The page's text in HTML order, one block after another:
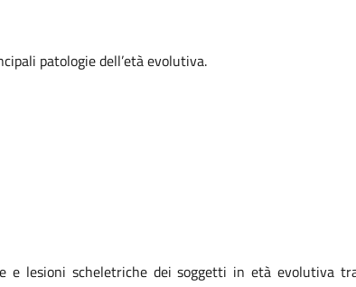
patologie dell’età evolutiva.
e lesioni scheletriche dei soggetti in età evolutiva